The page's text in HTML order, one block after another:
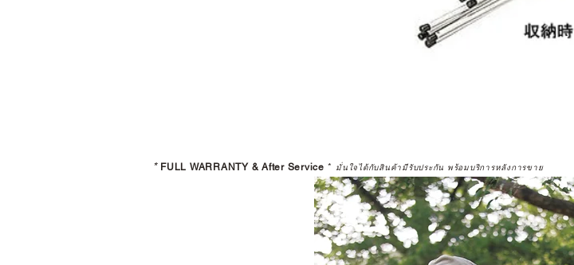
* FULL WARRANTY & After Service * มั่นใจได้กับสินค้ามีรับประกัน พร้อมบริการหลังการขาย